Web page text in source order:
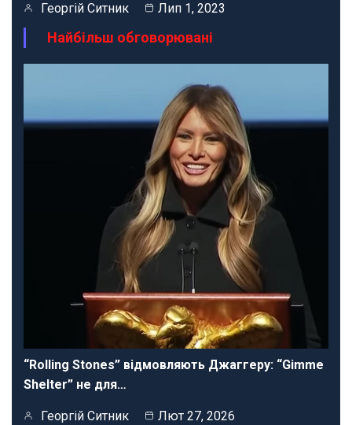
Георгій Ситник Лип 1, 2023
Найбільш обговорювані
“Rolling Stones” відмовляють Джаггеру: “Gimme
Shelter” не для…
Георгій Ситник Лют 27, 2026